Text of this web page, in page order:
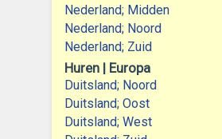
Nederland; Midden
Nederland; Noord
Nederland; Zuid
Huren | Europa
Duitsland; Noord
Duitsland; Oost
Duitsland; West